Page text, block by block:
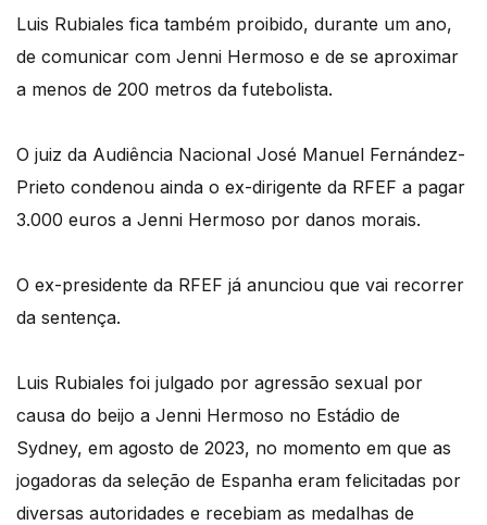
Luis Rubiales fica também proibido, durante um ano,
de comunicar com Jenni Hermoso e de se aproximar
a menos de 200 metros da futebolista.
O juiz da Audiência Nacional José Manuel Fernández-
Prieto condenou ainda o ex-dirigente da RFEF a pagar
3.000 euros a Jenni Hermoso por danos morais.
O ex-presidente da RFEF já anunciou que vai recorrer
da sentença.
Luis Rubiales foi julgado por agressão sexual por
causa do beijo a Jenni Hermoso no Estádio de
Sydney, em agosto de 2023, no momento em que as
jogadoras da seleção de Espanha eram felicitadas por
diversas autoridades e recebiam as medalhas de